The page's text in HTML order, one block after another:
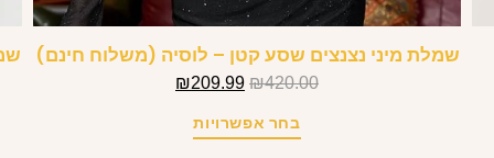
שמלת מיני נצנצים שסע קטן – לוסיה (משלוח חינם)
₪420.00
₪209.99
בחר אפשרויות